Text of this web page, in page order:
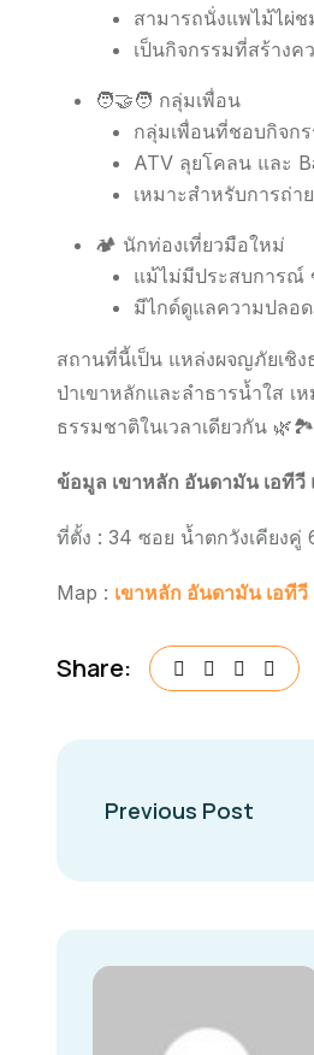
สามารถนั่งแพไม้ไผ่
เป็นกิจกรรมที่สร้างค
🧑‍🤝‍🧑 กลุ่มเพื่อน
กลุ่มเพื่อนที่ชอบกิจกร
ATV ลุยโคลน และ
เหมาะสำหรับการถ่
🏕 นักท่องเที่ยวมือใหม่
แม้ไม่มีประสบการณ์
มีไกด์ดูแลความปลอ
สถานที่นี้เป็น แหล่งผจญภัยเชิ
ป่าเขาหลักและลำธารน้ำใส
ธรรมชาติในเวลาเดียวกัน 🌿🏞️
ข้อมูล เขาหลัก อันดามัน เอทีวี
ที่ตั้ง : 34 ซอย น้ำตกวังเคียงคู่
Map : เขาหลัก อันดามัน เอที
Share:
Previous Post